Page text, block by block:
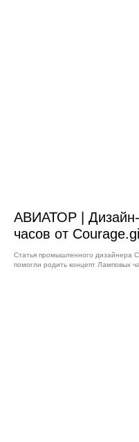
АВИАТОР |
часов от
Статья промышленного дизайнера
помогли родить концепт Ламповых